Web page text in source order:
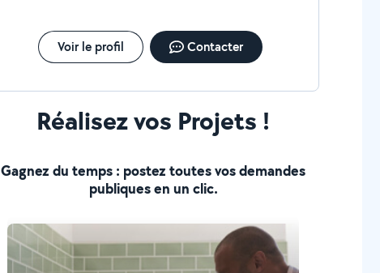
Voir le profil Contacter
Réalisez vos Projets !
Gagnez du temps : postez toutes vos demandes
publiques en un clic.